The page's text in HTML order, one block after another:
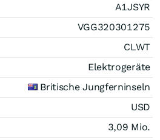
A1JSYR
VGG320301275
CLWT
Elektrogeräte
Britische Jungferninseln
USD
3,09 Mio.